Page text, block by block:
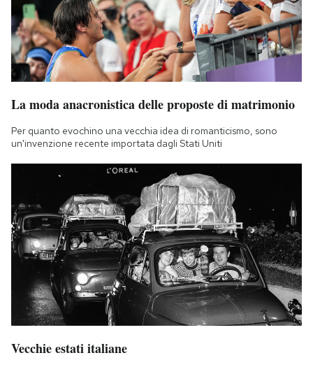
La moda anacronistica delle proposte di matrimonio
Per quanto evochino una vecchia idea di romanticismo, sono
un'invenzione recente importata dagli Stati Uniti
Vecchie estati italiane